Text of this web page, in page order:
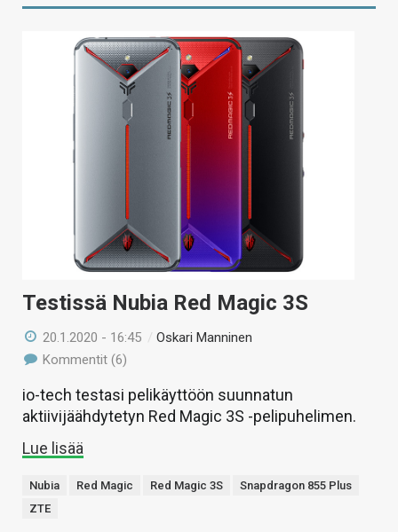
Testissä Nubia Red Magic 3S
20.1.2020 - 16:45 /Oskari Manninen
Kommentit (6)
io-tech testasi pelikäyttöön suunnatun
aktiivijäähdytetyn Red Magic 3S -pelipuhelimen.
Lue lisää
Nubia Red Magic Red Magic 3S
Snapdragon 855 Plus
ZTE